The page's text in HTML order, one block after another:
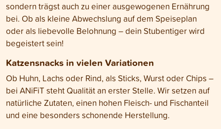
sondern trägst auch zu einer ausgewogenen Ernährung
bei. Ob als kleine Abwechslung auf dem Speiseplan
oder als liebevolle Belohnung – dein Stubentiger wird
begeistert sein!
Katzensnacks in vielen Variationen
Ob Huhn, Lachs oder Rind, als Sticks, Wurst oder Chips –
bei ANiFiT steht Qualität an erster Stelle. Wir setzen auf
natürliche Zutaten, einen hohen Fleisch- und Fischanteil
und eine besonders schonende Herstellung.